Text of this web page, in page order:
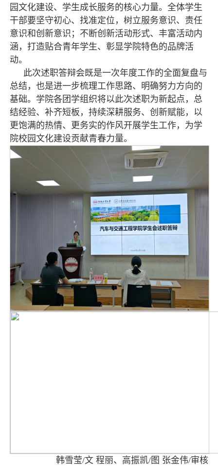
园文化建设、学生成长服务的核心力量。全体学生
干部要坚守初心、找准定位，树立服务意识、责任
意识和创新意识；不断创新活动形式、丰富活动内
涵，打造贴合青年学生、彰显学院特色的品牌活
动。
此次述职答辩会既是一次年度工作的全面复盘与
总结，也是进一步梳理工作思路、明确努力方向的
基础。学院各团学组织将以此次述职为新起点，总
结经验、补齐短板，持续深耕服务、创新赋能，以
更饱满的热情、更务实的作风开展学生工作，为学
院校园文化建设贡献青春力量。
韩雪莹/文 程丽、高振凯/图 张金伟/审核